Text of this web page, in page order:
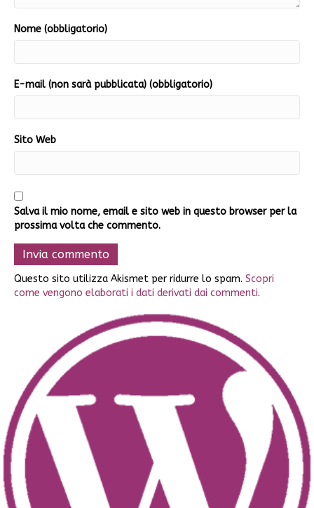
Nome (obbligatorio)
E-mail (non sarà pubblicata) (obbligatorio)
Sito Web
Salva il mio nome, email e sito web in questo browser per la
prossima volta che commento.
Questo sito utilizza Akismet per ridurre lo spam. Scopri
come vengono elaborati i dati derivati dai commenti.